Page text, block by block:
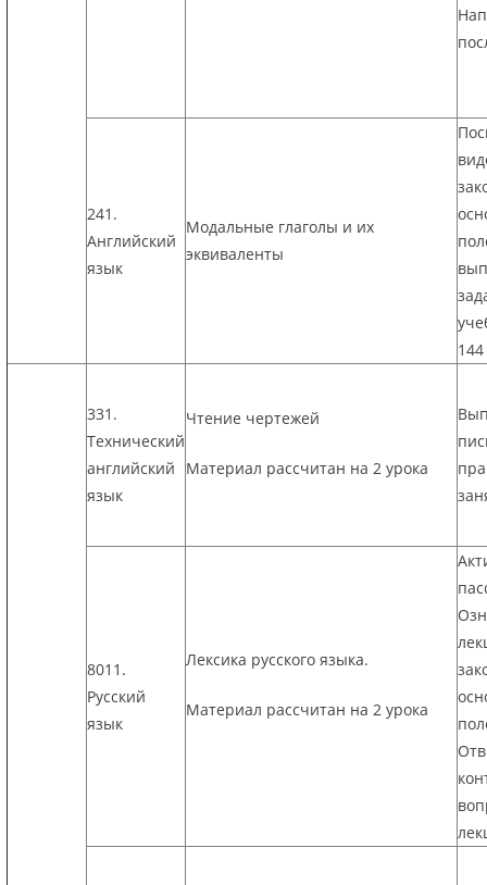
241.
Английский
язык
Модальные глаголы и их
эквиваленты
331.
Технический
английский
язык
Чтение чертежей
Материал рассчитан на 2 урока
8011.
Русский
язык
Лексика русского языка.
Материал рассчитан на 2 урока